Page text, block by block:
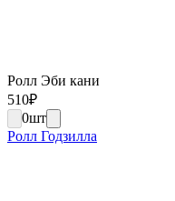
Ролл Эби кани
510₽
0шт
Ролл Годзилла